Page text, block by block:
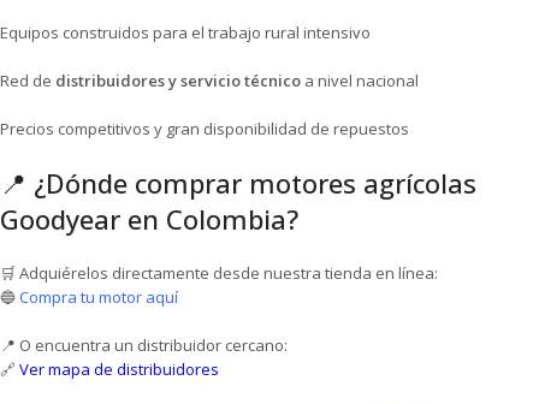
Equipos construidos para el trabajo rural intensivo
Red de distribuidores y servicio técnico a nivel nacional
Precios competitivos y gran disponibilidad de repuestos
📍 ¿Dónde comprar motores agrícolas
Goodyear en Colombia?
🛒 Adquiérelos directamente desde nuestra tienda en línea:
🔵Compra tu motor aquí
📍 O encuentra un distribuidor cercano:
🔗Ver mapa de distribuidores